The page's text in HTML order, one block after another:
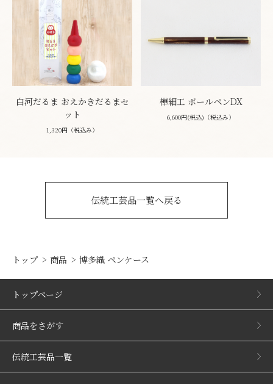
白河だるま おえかきだるまセ
ット
1,320円（税込み）
樺細工 ボールペンDX
6,600円(税込)（税込み）
伝統工芸品一覧へ戻る
トップ 商品 博多織 ペンケース
トップページ
商品をさがす
伝統工芸品一覧